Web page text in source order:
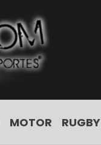
MOTOR RUGBY